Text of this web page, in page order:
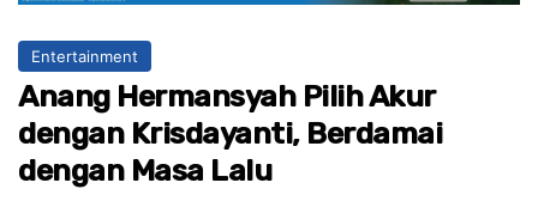
Entertainment
Anang Hermansyah Pilih Akur
dengan Krisdayanti, Berdamai
dengan Masa Lalu